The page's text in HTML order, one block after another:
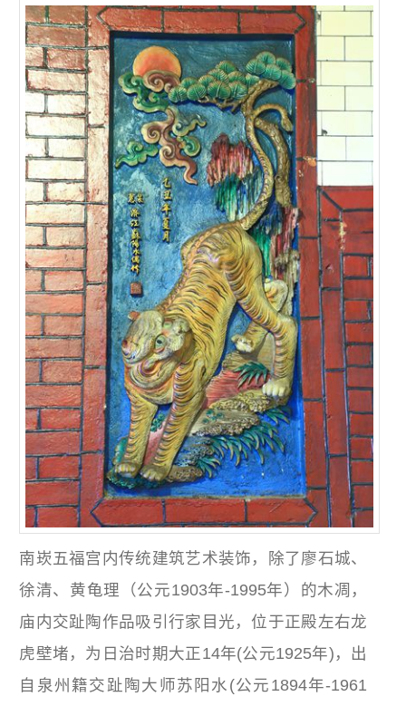
南崁五福宫内传统建筑艺术装饰，除了廖石城、
徐清、黄龟理（公元1903年-1995年）的木凋，
庙内交趾陶作品吸引行家目光，位于正殿左右龙
虎壁堵，为日治时期大正14年(公元1925年)，出
自泉州籍交趾陶大师苏阳水(公元1894年-1961